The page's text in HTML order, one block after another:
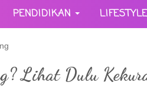
PENDIDIKAN LIFESTYLE
Lihat Dulu